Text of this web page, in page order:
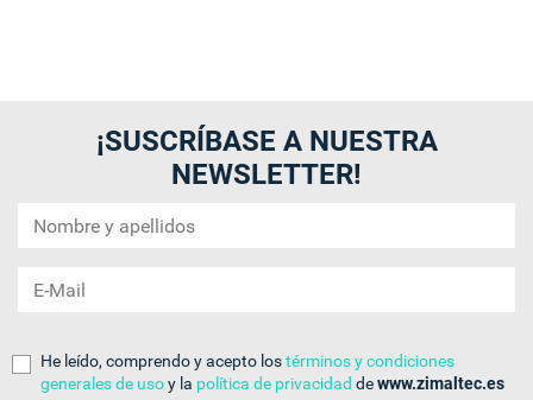
¡SUSCRÍBASE A NUESTRA
NEWSLETTER!
He leído, comprendo y acepto lostérminos y condiciones
generales de usoy la política de privacidad dewww.zimaltec.es